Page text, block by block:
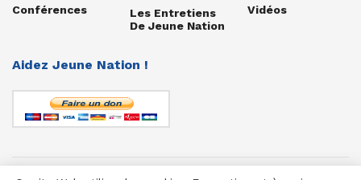
Conférences
Les Entretiens
De Jeune Nation
Vidéos
Aidez Jeune Nation !